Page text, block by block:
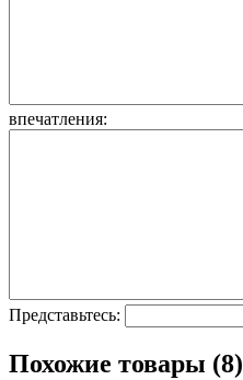
впечатления:
Представьтесь:
Похожие товары (8)